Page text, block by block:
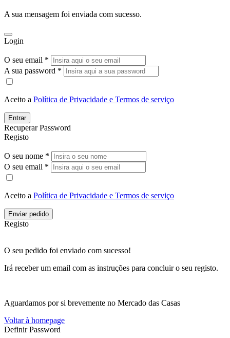
A sua mensagem foi enviada com sucesso.
Login
O seu email *
A sua password *
Aceito a Política de Privacidade e Termos de serviço
Entrar
Recuperar Password
Registo
O seu nome *
O seu email *
Aceito a Política de Privacidade e Termos de serviço
Enviar pedido
Registo
O seu pedido foi enviado com sucesso!
Irá receber um email com as instruções para concluir o seu registo.
Aguardamos por si brevemente no Mercado das Casas
Voltar à homepage
Definir Password